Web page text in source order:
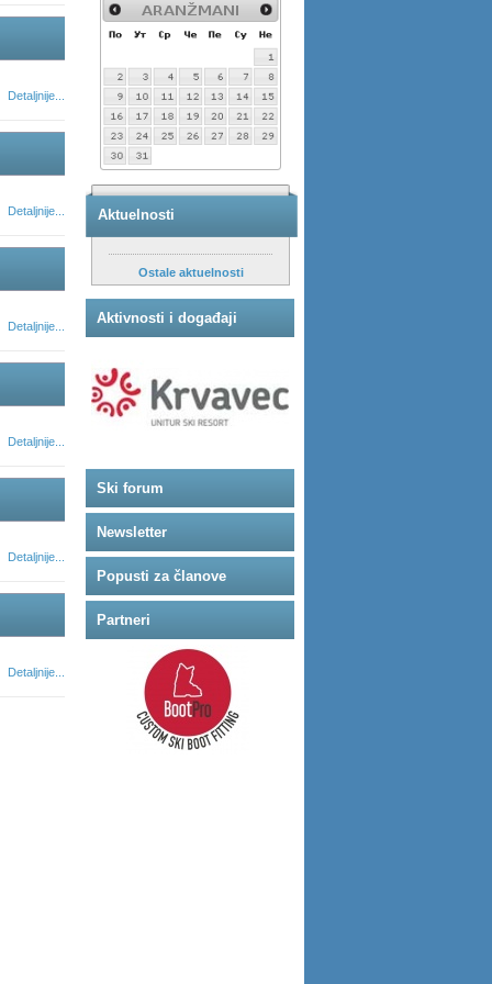
Detaljnije...
Detaljnije...
Detaljnije...
Detaljnije...
Detaljnije...
Detaljnije...
Aktuelnosti
Ostale aktuelnosti
Aktivnosti i događaji
Ski forum
Newsletter
Popusti za članove
Partneri